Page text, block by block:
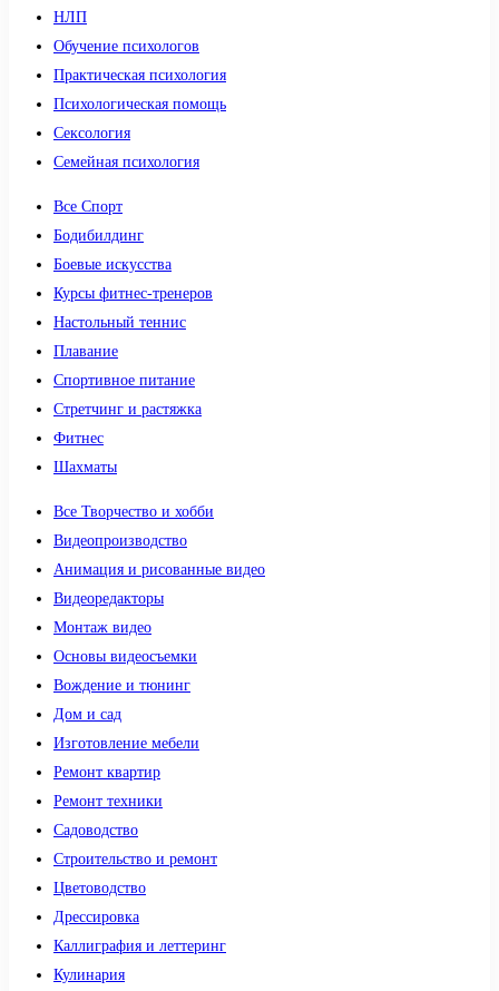
НЛП
Обучение психологов
Практическая психология
Психологическая помощь
Сексология
Семейная психология
Все Спорт
Бодибилдинг
Боевые искусства
Курсы фитнес-тренеров
Настольный теннис
Плавание
Спортивное питание
Стретчинг и растяжка
Фитнес
Шахматы
Все Творчество и хобби
Видеопроизводство
Анимация и рисованные видео
Видеоредакторы
Монтаж видео
Основы видеосъемки
Вождение и тюнинг
Дом и сад
Изготовление мебели
Ремонт квартир
Ремонт техники
Садоводство
Строительство и ремонт
Цветоводство
Дрессировка
Каллиграфия и леттеринг
Кулинария